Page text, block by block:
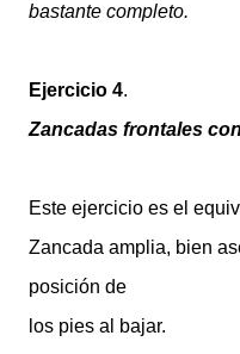
bastante completo.
Ejercicio 4.
Zancadas frontales
Este ejercicio es el
Zancada amplia, bien
posición de
los pies al bajar.